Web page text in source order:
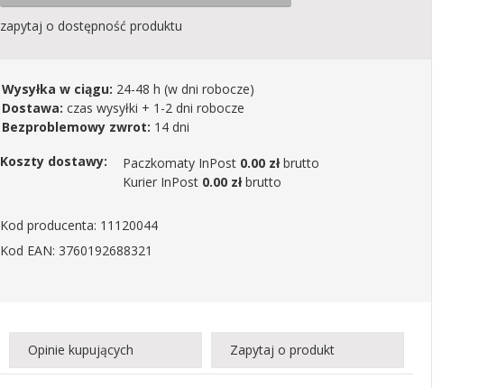
zapytaj o dostępność produktu
Wysyłka w ciągu: 24-48 h (w dni robocze)
Dostawa: czas wysyłki + 1-2 dni robocze
Bezproblemowy zwrot: 14 dni
Koszty dostawy:
Paczkomaty InPost 0.00 złbrutto
Kurier InPost 0.00 złbrutto
Kod producenta: 11120044
Kod EAN: 3760192688321
Opinie kupujących Zapytaj o produkt